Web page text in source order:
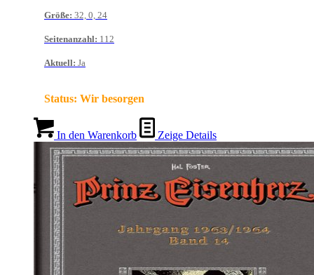
Größe: 32, 0, 24
Seitenanzahl: 112
Aktuell: Ja
Status: Wir besorgen
In den Warenkorb Zeige Details